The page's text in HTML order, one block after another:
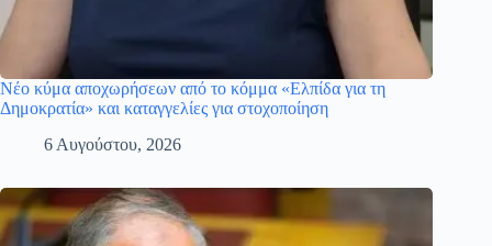
Νέο κύμα αποχωρήσεων από το κόμμα «Ελπίδα για τη
Δημοκρατία» και καταγγελίες για στοχοποίηση
6 Αυγούστου, 2026